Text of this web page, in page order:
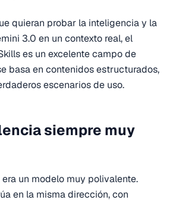
quieran probar la inteligencia y la
3.0 en un contexto real, el
es un excelente campo de
basa en contenidos estructurados,
escenarios de uso.
siempre muy
un modelo muy polivalente.
en la misma dirección, con